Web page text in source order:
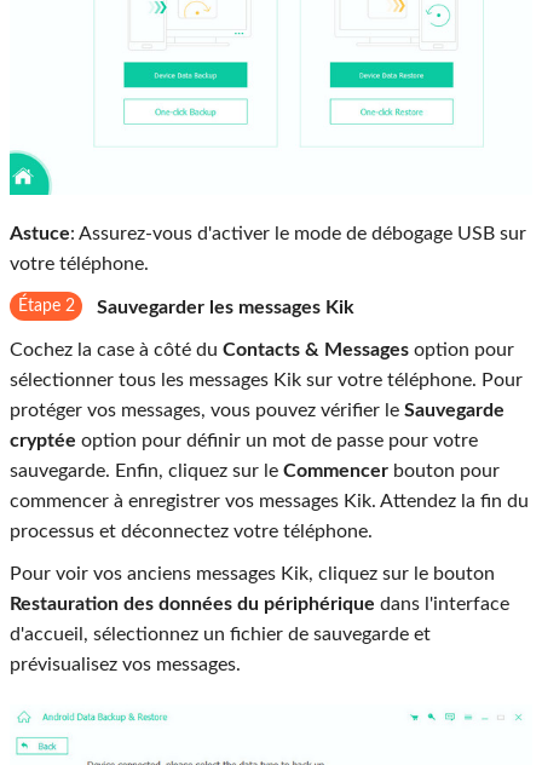
Astuce: Assurez-vous d'activer le mode de débogage USB sur
votre téléphone.
Étape 2 Sauvegarder les messages Kik
Cochez la case à côté du Contacts & Messages option pour
sélectionner tous les messages Kik sur votre téléphone. Pour
protéger vos messages, vous pouvez vérifier le Sauvegarde
cryptée option pour définir un mot de passe pour votre
sauvegarde. Enfin, cliquez sur le Commencer bouton pour
commencer à enregistrer vos messages Kik. Attendez la fin du
processus et déconnectez votre téléphone.
Pour voir vos anciens messages Kik, cliquez sur le bouton
Restauration des données du périphérique dans l'interface
d'accueil, sélectionnez un fichier de sauvegarde et
prévisualisez vos messages.